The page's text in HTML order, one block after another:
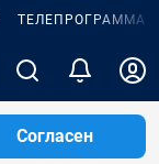
ТЕЛЕПРОГРАММА
Согласен